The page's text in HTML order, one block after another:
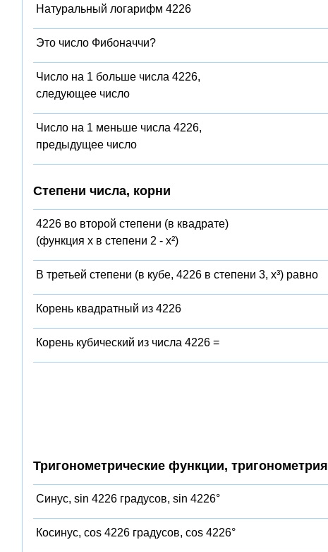
Натуральный логарифм 4226
Это число Фибоначчи?
Число на 1 больше числа 4226,
следующее число
Число на 1 меньше числа 4226,
предыдущее число
Степени числа, корни
4226 во второй степени (в квадрате)
(функция x в степени 2 - x²)
В третьей степени (в кубе, 4226 в степени 3, x³) равно
Корень квадратный из 4226
Корень кубический из числа 4226 =
Тригонометрические функции, тригонометрия
Синус, sin 4226 градусов, sin 4226°
Косинус, cos 4226 градусов, cos 4226°